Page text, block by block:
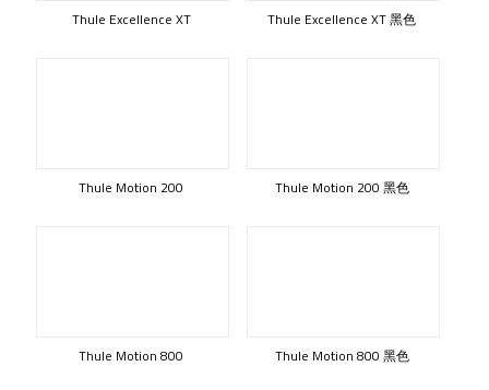
Thule Excellence XT Thule Excellence XT 黑色
Thule Motion 200 Thule Motion 200 黑色
Thule Motion 800 Thule Motion 800 黑色